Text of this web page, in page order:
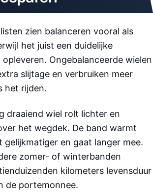
zien balanceren vooral als
het juist een duidelijke
Ongebalanceerde wielen
slijtage en verbruiken meer
het rijden.
draaiend wiel rolt lichter en
het wegdek. De band warmt
gelijkmatiger en gaat langer mee.
zomer- of winterbanden
kilometers levensduur
de portemonnee.